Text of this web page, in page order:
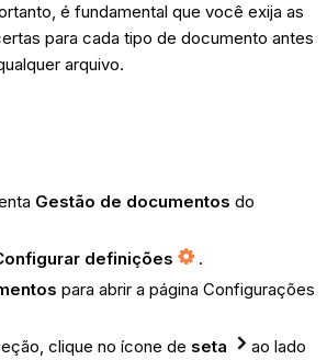
é fundamental que você exija as
para cada tipo de documento antes
arquivo.
Gestão de documentos do
definições
.
para abrir a página Configurações
clique no ícone de seta
ao lado